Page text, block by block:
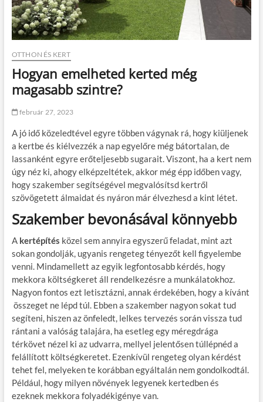
OTTHON ÉS KERT
Hogyan emelheted kerted még
magasabb szintre?
február 27, 2023
A jó idő közeledtével egyre többen vágynak rá, hogy kiüljenek
a kertbe és kiélvezzék a nap egyelőre még bátortalan, de
lassanként egyre erőteljesebb sugarait. Viszont, ha a kert nem
úgy néz ki, ahogy elképzeltétek, akkor még épp időben vagy,
hogy szakember segítségével megvalósítsd kertről
szövögetett álmaidat és nyáron már élvezhesd a kint létet.
Szakember bevonásával könnyebb
A kertépítés közel sem annyira egyszerű feladat, mint azt
sokan gondolják, ugyanis rengeteg tényezőt kell figyelembe
venni. Mindamellett az egyik legfontosabb kérdés, hogy
mekkora költségkeret áll rendelkezésre a munkálatokhoz.
Nagyon fontos ezt letisztázni, annak érdekében, hogy a kívánt
összeget ne lépd túl. Ebben a szakember nagyon sokat tud
segíteni, hiszen az önfeledt, lelkes tervezés során vissza tud
rántani a valóság talajára, ha esetleg egy méregdrága
térkövet nézel ki az udvarra, mellyel jelentősen túllépnéd a
felállított költségkeretet. Ezenkívül rengeteg olyan kérdést
tehet fel, melyeken te korábban egyáltalán nem gondolkodtál.
Például, hogy milyen növények legyenek kertedben és
ezeknek mekkora folyadékigénye van.